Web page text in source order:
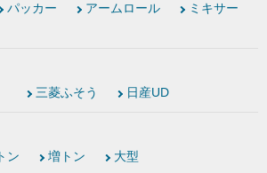
パッカー アームロール
ミキサー
三菱ふそう 日産UD
ン 増トン 大型